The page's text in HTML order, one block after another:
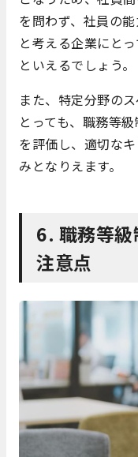
を問わず、社員の
と考える企業にと
といえるでしょう。
また、特定分野の
とっても、職務等
を評価し、適切な
みとなりえます。
6. 職務等
注意点